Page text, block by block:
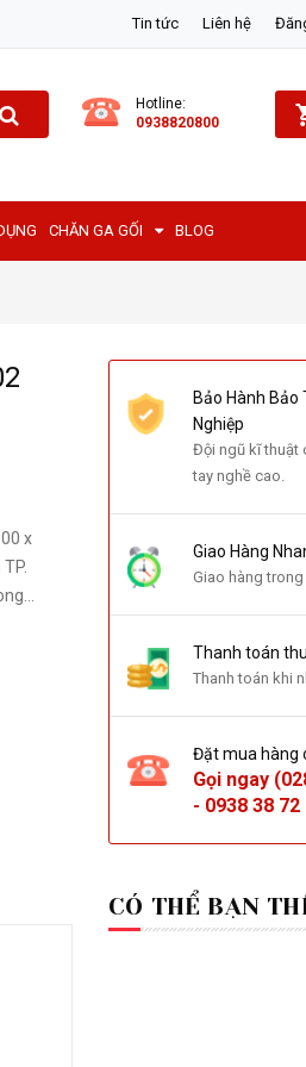
Tin tức Liên hệ
Hotline:
0938820800
CHĂN GA GỐI BLOG
Bảo Hành Bảo
Nghiệp
Đội ngũ kĩ thuật
tay nghề cao.
Giao Hàng
Giao hàng
Thanh toán
Thanh toán khi
Đặt mua hàng
Gọi ngay
- 0938 38 72
CÓ THỂ BẠN